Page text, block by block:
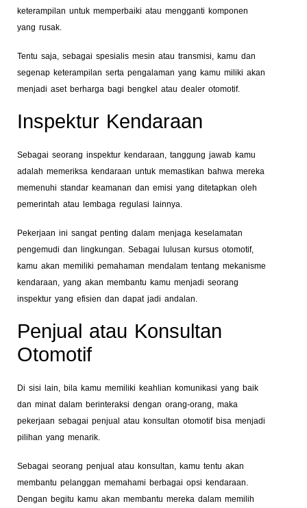
keterampilan untuk memperbaiki atau mengganti komponen
yang rusak.
Tentu saja, sebagai spesialis mesin atau transmisi, kamu dan
segenap keterampilan serta pengalaman yang kamu miliki akan
menjadi aset berharga bagi bengkel atau dealer otomotif.
Inspektur Kendaraan
Sebagai seorang inspektur kendaraan, tanggung jawab kamu
adalah memeriksa kendaraan untuk memastikan bahwa mereka
memenuhi standar keamanan dan emisi yang ditetapkan oleh
pemerintah atau lembaga regulasi lainnya.
Pekerjaan ini sangat penting dalam menjaga keselamatan
pengemudi dan lingkungan. Sebagai lulusan kursus otomotif,
kamu akan memiliki pemahaman mendalam tentang mekanisme
kendaraan, yang akan membantu kamu menjadi seorang
inspektur yang efisien dan dapat jadi andalan.
Penjual atau Konsultan
Otomotif
Di sisi lain, bila kamu memiliki keahlian komunikasi yang baik
dan minat dalam berinteraksi dengan orang-orang, maka
pekerjaan sebagai penjual atau konsultan otomotif bisa menjadi
pilihan yang menarik.
Sebagai seorang penjual atau konsultan, kamu tentu akan
membantu pelanggan memahami berbagai opsi kendaraan.
Dengan begitu kamu akan membantu mereka dalam memilih